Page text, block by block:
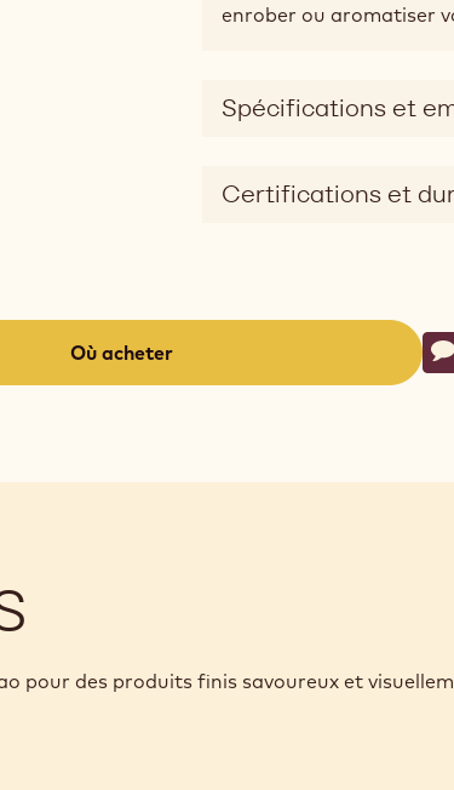
enrober ou aromatiser
Spécifications et
Certifications et
Où acheter
(opens
-
pour des produits finis savoureux et